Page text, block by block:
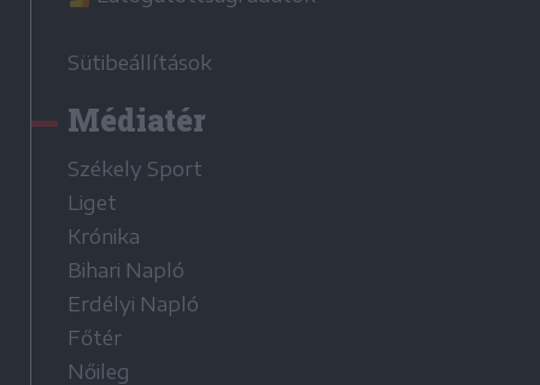
Sütibeállítások
Médiatér
Székely Sport
Liget
Krónika
Bihari Napló
Erdélyi Napló
Főtér
Nőileg